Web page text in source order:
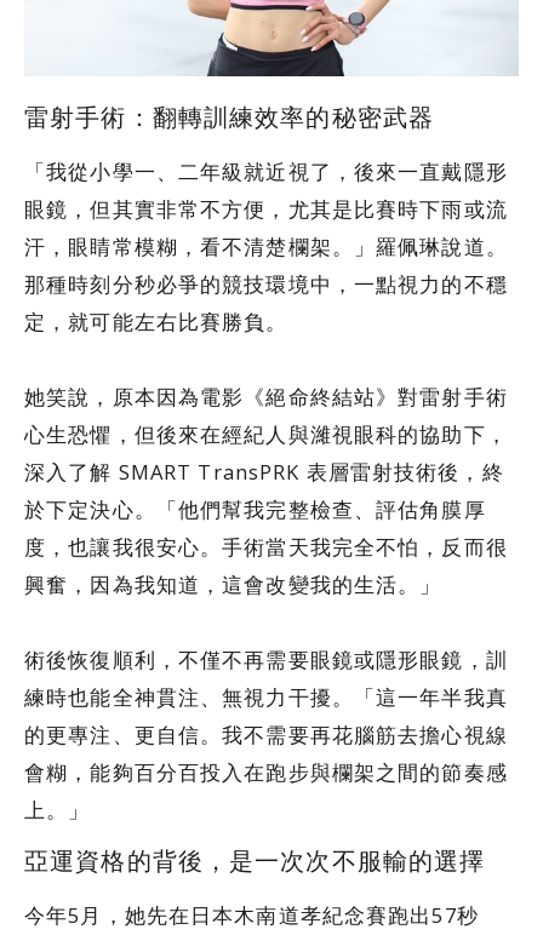
雷射手術：翻轉訓練效率的秘密武器
「我從小學一、二年級就近視了，後來一直戴隱形
眼鏡，但其實非常不方便，尤其是比賽時下雨或流
汗，眼睛常模糊，看不清楚欄架。」羅佩琳說道。
那種時刻分秒必爭的競技環境中，一點視力的不穩
定，就可能左右比賽勝負。
她笑說，原本因為電影《絕命終結站》對雷射手術
心生恐懼，但後來在經紀人與濰視眼科的協助下，
深入了解 SMART TransPRK 表層雷射技術後，終
於下定決心。「他們幫我完整檢查、評估角膜厚
度，也讓我很安心。手術當天我完全不怕，反而很
興奮，因為我知道，這會改變我的生活。」
術後恢復順利，不僅不再需要眼鏡或隱形眼鏡，訓
練時也能全神貫注、無視力干擾。「這一年半我真
的更專注、更自信。我不需要再花腦筋去擔心視線
會糊，能夠百分百投入在跑步與欄架之間的節奏感
上。」
亞運資格的背後，是一次次不服輸的選擇
今年5月，她先在日本木南道孝紀念賽跑出57秒